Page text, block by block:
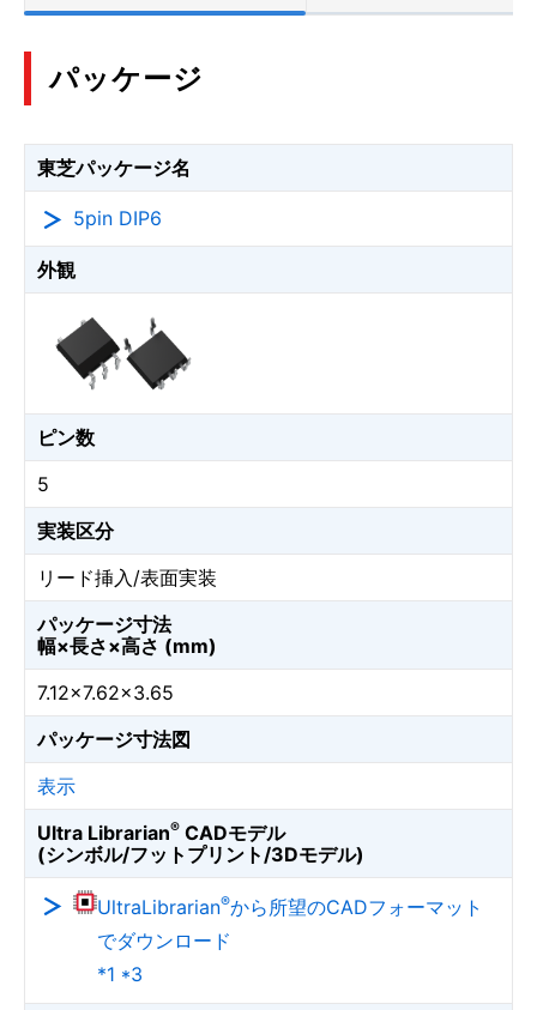
パッケージ
東芝パッケージ名
5pin DIP6
外観
ピン数
5
実装区分
リード挿入/表面実装
パッケージ寸法
幅×長さ×高さ (mm)
7.12×7.62×3.65
パッケージ寸法図
表示
Ultra Librarian® CADモデル
(シンボル/フットプリント/3Dモデル)
UltraLibrarian®から所望のCADフォーマット
でダウンロード
*1 *3